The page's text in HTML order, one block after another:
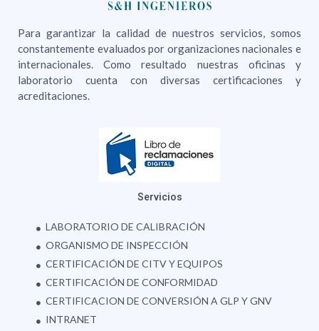
Para garantizar la calidad de nuestros servicios, somos
constantemente evaluados por organizaciones nacionales e
internacionales. Como resultado nuestras oficinas y
laboratorio cuenta con diversas certificaciones y
acreditaciones.
Servicios
LABORATORIO DE CALIBRACIÓN
ORGANISMO DE INSPECCIÓN
CERTIFICACIÓN DE CITV Y EQUIPOS
CERTIFICACIÓN DE CONFORMIDAD
CERTIFICACION DE CONVERSIÓN A GLP Y GNV
INTRANET